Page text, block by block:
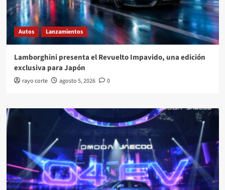
Autos Lanzamientos
Lamborghini presenta el Revuelto Impavido, una edición
exclusiva para Japón
rayo corte agosto 5, 2026 0